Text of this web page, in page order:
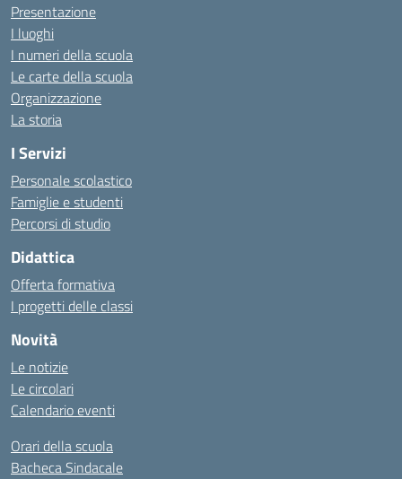
Presentazione
I luoghi
I numeri della scuola
Le carte della scuola
Organizzazione
La storia
I Servizi
Personale scolastico
Famiglie e studenti
Percorsi di studio
Didattica
Offerta formativa
I progetti delle classi
Novità
Le notizie
Le circolari
Calendario eventi
Orari della scuola
Bacheca Sindacale